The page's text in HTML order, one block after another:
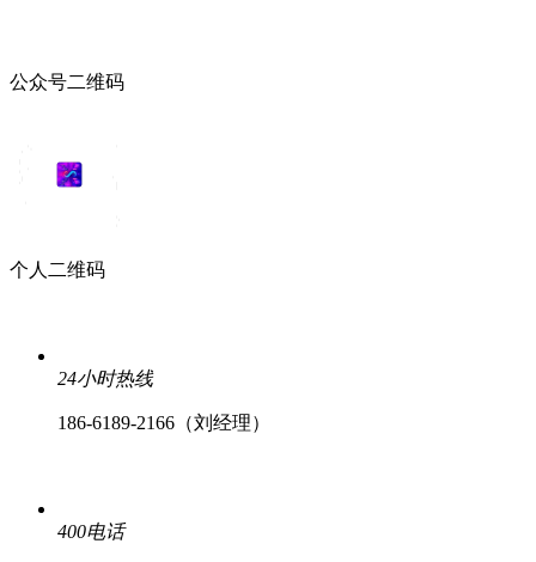
公众号二维码
个人二维码
24小时热线
186-6189-2166（刘经理）
400电话